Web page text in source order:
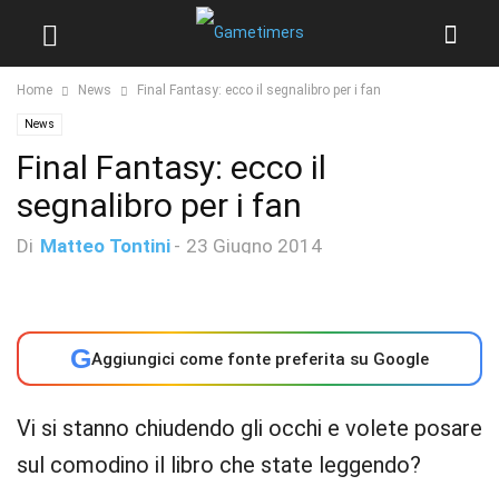
Home News Final Fantasy: ecco il segnalibro per i fan
News
Final Fantasy: ecco il
segnalibro per i fan
Di Matteo Tontini - 23 Giugno 2014
GAggiungici come fonte preferita su Google
Vi si stanno chiudendo gli occhi e volete posare
sul comodino il libro che state leggendo?